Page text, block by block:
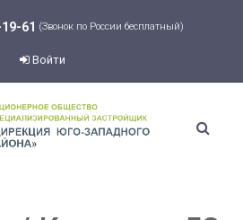
61 (Звонок по России бесплатный)
Войти